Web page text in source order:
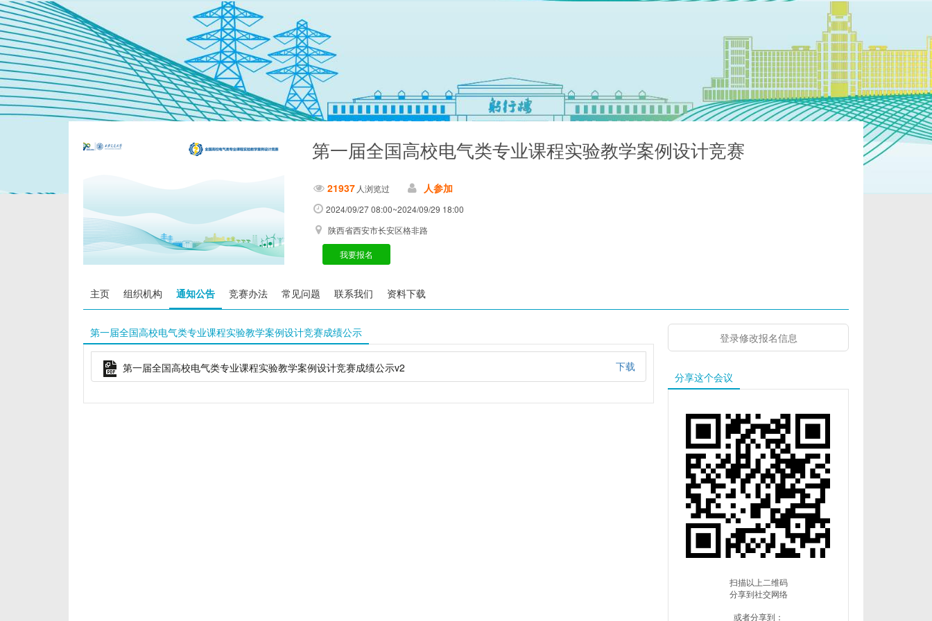
第一届全国高校电气类专业课程实验教学案例设计竞赛
21937 人浏览过 人参加
2024/09/27 08:00~2024/09/29 18:00
陕西省西安市长安区格非路
我要报名
主页 组织机构 通知公告 竞赛办法 常见问题 联系我们 资料下载
第一届全国高校电气类专业课程实验教学案例设计竞赛成绩公示
第一届全国高校电气类专业课程实验教学案例设计竞赛成绩公示v2 下载
登录修改报名信息
分享这个会议
扫描以上二维码
分享到社交网络
或者分享到：